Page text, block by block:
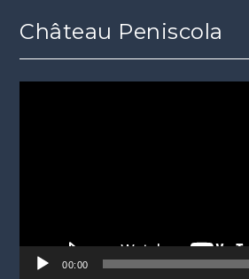
Château Peniscola
00:00